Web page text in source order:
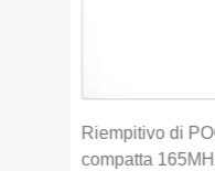
Riempitivo di
compatta